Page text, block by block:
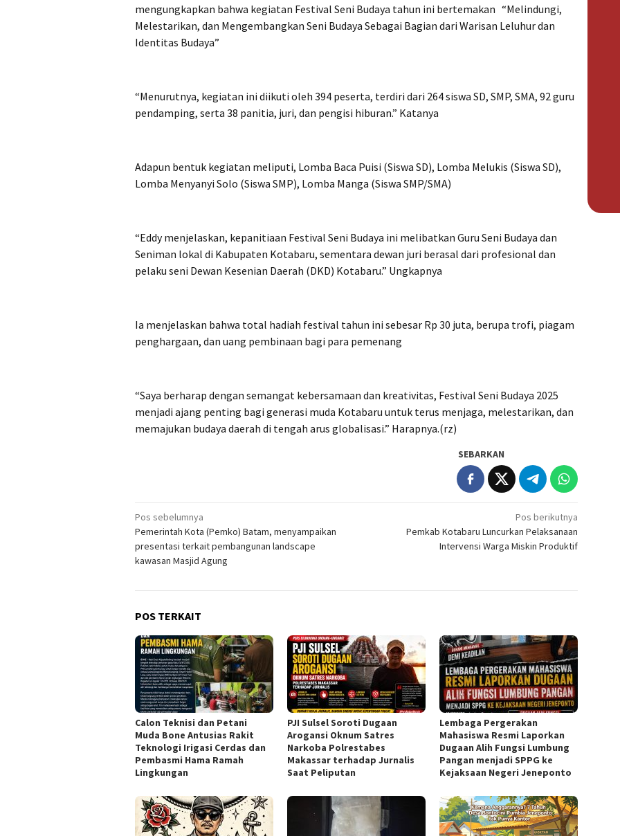
mengungkapkan bahwa kegiatan Festival Seni Budaya tahun ini bertemakan “Melindungi,
Melestarikan, dan Mengembangkan Seni Budaya Sebagai Bagian dari Warisan Leluhur dan
Identitas Budaya”
“Menurutnya, kegiatan ini diikuti oleh 394 peserta, terdiri dari 264 siswa SD, SMP, SMA, 92 guru
pendamping, serta 38 panitia, juri, dan pengisi hiburan.” Katanya
Adapun bentuk kegiatan meliputi, Lomba Baca Puisi (Siswa SD), Lomba Melukis (Siswa SD),
Lomba Menyanyi Solo (Siswa SMP), Lomba Manga (Siswa SMP/SMA)
“Eddy menjelaskan, kepanitiaan Festival Seni Budaya ini melibatkan Guru Seni Budaya dan
Seniman lokal di Kabupaten Kotabaru, sementara dewan juri berasal dari profesional dan
pelaku seni Dewan Kesenian Daerah (DKD) Kotabaru.” Ungkapnya
Ia menjelaskan bahwa total hadiah festival tahun ini sebesar Rp 30 juta, berupa trofi, piagam
penghargaan, dan uang pembinaan bagi para pemenang
“Saya berharap dengan semangat kebersamaan dan kreativitas, Festival Seni Budaya 2025
menjadi ajang penting bagi generasi muda Kotabaru untuk terus menjaga, melestarikan, dan
memajukan budaya daerah di tengah arus globalisasi.” Harapnya.(rz)
SEBARKAN
Navigasi
pos
Pos sebelumnya
Pemerintah Kota (Pemko) Batam, menyampaikan
presentasi terkait pembangunan landscape
kawasan Masjid Agung
Pos berikutnya
Pemkab Kotabaru Luncurkan Pelaksanaan
Intervensi Warga Miskin Produktif
POS TERKAIT
Calon Teknisi dan Petani
Muda Bone Antusias Rakit
Teknologi Irigasi Cerdas dan
Pembasmi Hama Ramah
Lingkungan
PJI Sulsel Soroti Dugaan
Arogansi Oknum Satres
Narkoba Polrestabes
Makassar terhadap Jurnalis
Saat Peliputan
Lembaga Pergerakan
Mahasiswa Resmi Laporkan
Dugaan Alih Fungsi Lumbung
Pangan menjadi SPPG ke
Kejaksaan Negeri Jeneponto